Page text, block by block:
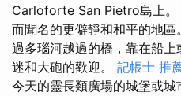
Carloforte San Pietro島上。
而聞名的更僻靜和和平的地
過多瑙河越過的橋，靠在船
迷和大砲的歡迎。 記帳士 推
今天的靈長類廣場的城堡或城